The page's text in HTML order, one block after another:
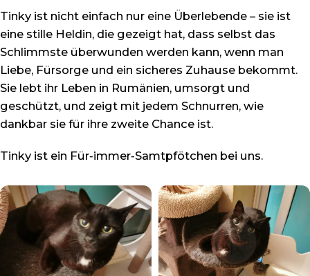
Tinky ist nicht einfach nur eine Überlebende – sie ist
eine stille Heldin, die gezeigt hat, dass selbst das
Schlimmste überwunden werden kann, wenn man
Liebe, Fürsorge und ein sicheres Zuhause bekommt.
Sie lebt ihr Leben in Rumänien, umsorgt und
geschützt, und zeigt mit jedem Schnurren, wie
dankbar sie für ihre zweite Chance ist.
Tinky ist ein Für‑immer‑Samtpfötchen bei uns.